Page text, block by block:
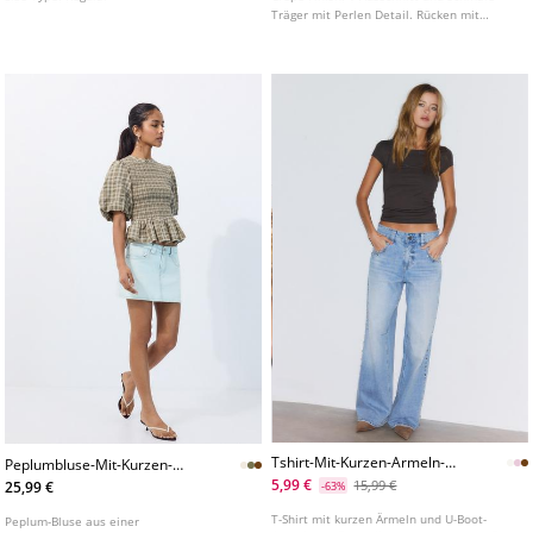
Träger mit Perlen Detail. Rücken mit
Innenfutter.
Peplumbluse-Mit-Kurzen-
Armeln
25,99 €
Peplum-Bluse aus einer
Tshirt-Mit-Kurzen-Armeln-
Und-Doppellagig
5,99 € -63% 15,99 €
T-Shirt mit kurzen Ärmeln und U-Boot-